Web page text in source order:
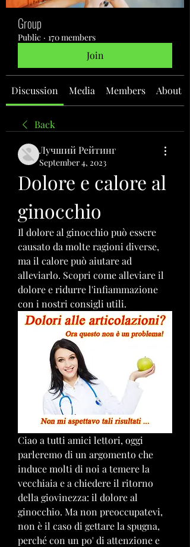
Group
Public · 170 members
Join
Discussion Media Members About
Back
Лучший Рейтинг
September 4, 2023
Dolore e calore al
ginocchio
Il dolore al ginocchio può essere
causato da molte ragioni diverse,
ma il calore può aiutare ad
alleviarlo. Scopri come alleviare il
dolore e ridurre l'infiammazione
con i nostri consigli utili.
Ciao a tutti amici lettori, oggi
parleremo di un argomento che
induce molti di noi a temere la
vecchiaia e a chiedere il ritorno
della giovinezza: il dolore al
ginocchio. Ma non preoccupatevi,
non è il caso di gettare la spugna,
perché con un po' di attenzione e